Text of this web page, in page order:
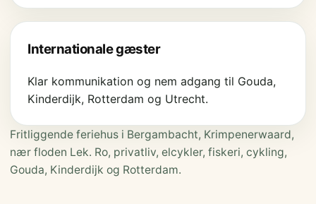
Internationale gæster
Klar kommunikation og nem adgang til Gouda,
Kinderdijk, Rotterdam og Utrecht.
Fritliggende feriehus i Bergambacht, Krimpenerwaard,
nær floden Lek. Ro, privatliv, elcykler, fiskeri, cykling,
Gouda, Kinderdijk og Rotterdam.